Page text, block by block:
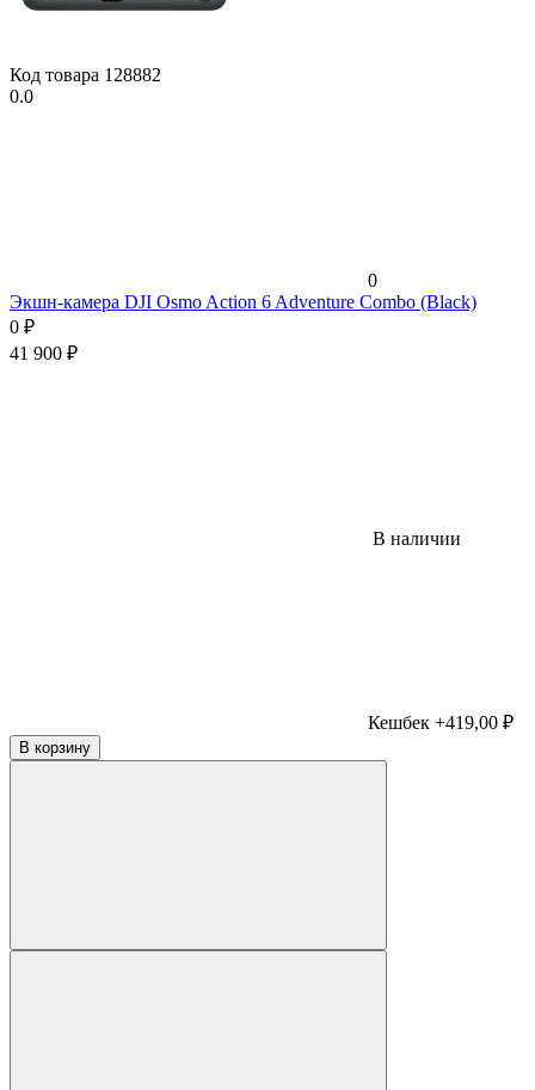
Код товара 128882
0.0
0
Экшн-камера DJI Osmo Action 6 Adventure Combo (Black)
0 ₽
41 900 ₽
В наличии
Кешбек +419,00 ₽
В корзину